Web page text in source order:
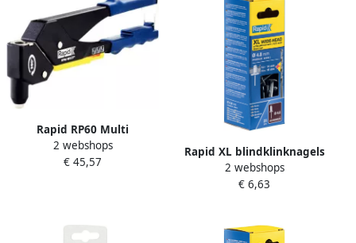
Rapid RP60 Multi
Blindklinknageltang met
360Â° draaibare kop
2 webshops
€ 45,57
Rapid XL blindklinknagels
Ø4 8 x 20 mm 25 stuks +
boor 5000667
2 webshops
€ 6,63